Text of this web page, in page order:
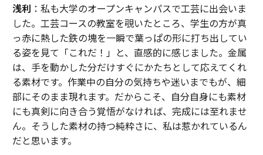
浅利 ：私も大学のオープンキャンパスで工芸に出会いま
した。工芸コースの教室を覗いたところ、学生の方が真
っ赤に熱した鉄の塊を一瞬で葉っぱの形に打ち出してい
る姿を見て「これだ！」と、直感的に感じました。金属
は、手を動かした分だけすぐにかたちとして応えてくれ
る素材です。作業中の自分の気持ちや迷いまでもが、細
部にそのまま現れます。だからこそ、自分自身にも素材
にも真剣に向き合う覚悟がなければ、完成には至れませ
ん。そうした素材の持つ純粋さに、私は惹かれているん
だと思います。